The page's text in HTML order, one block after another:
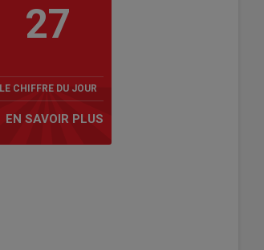
27
LE CHIFFRE DU JOUR
EN SAVOIR PLUS